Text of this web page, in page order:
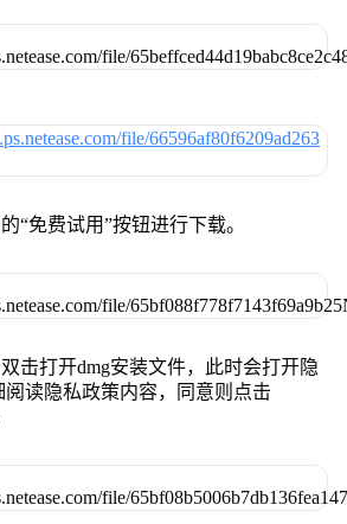
“免费试用”按钮进行下载。
击打开dmg安装文件，此时会打开隐
读隐私政策内容，同意则点击